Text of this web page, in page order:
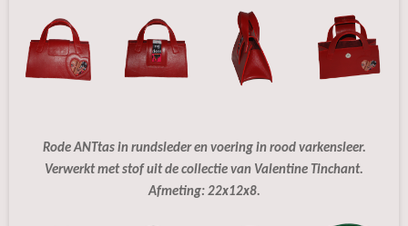
Rode ANTtas in rundsleder en voering in rood varkensleer.
Verwerkt met stof uit de collectie van Valentine Tinchant.
Afmeting: 22x12x8.